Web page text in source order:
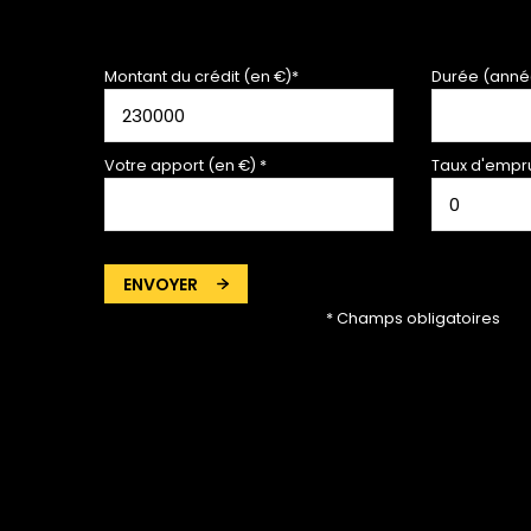
Montant du crédit (en €)* Durée
Votre apport (en €) * Taux
ENVOYER
* Champs obligatoires